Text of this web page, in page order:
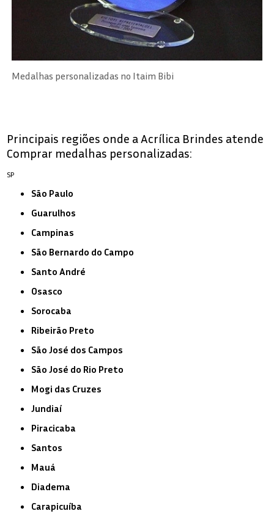
Medalhas personalizadas no Itaim Bibi
Principais regiões onde a Acrílica Brindes atende
Comprar medalhas personalizadas:
SP
São Paulo
Guarulhos
Campinas
São Bernardo do Campo
Santo André
Osasco
Sorocaba
Ribeirão Preto
São José dos Campos
São José do Rio Preto
Mogi das Cruzes
Jundiaí
Piracicaba
Santos
Mauá
Diadema
Carapicuíba